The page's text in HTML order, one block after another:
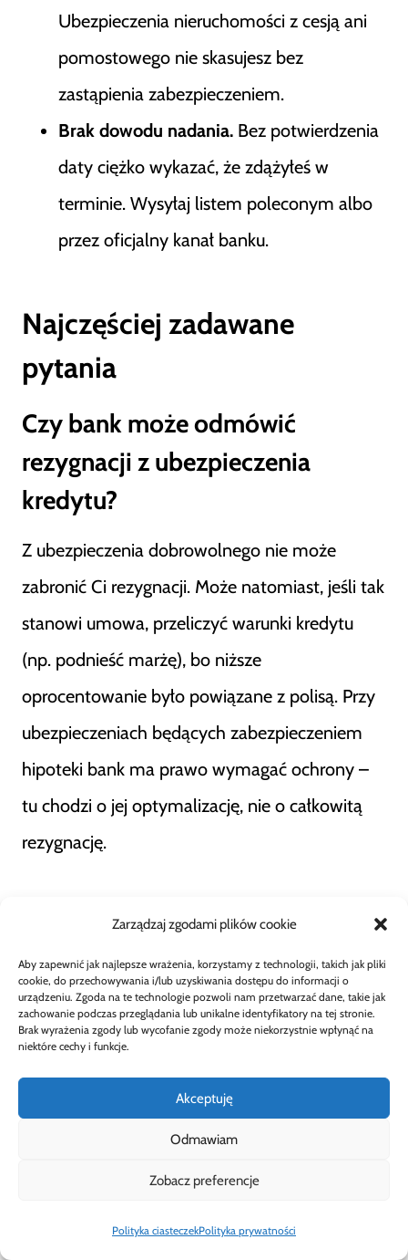
Zarządzaj zgodami plików cookie
Aby zapewnić jak najlepsze wrażenia, korzystamy z technologii, takich jak pliki
cookie, do przechowywania i/lub uzyskiwania dostępu do informacji o
urządzeniu. Zgoda na te technologie pozwoli nam przetwarzać dane, takie jak
zachowanie podczas przeglądania lub unikalne identyfikatory na tej stronie.
Brak wyrażenia zgody lub wycofanie zgody może niekorzystnie wpłynąć na
niektóre cechy i funkcje.
Akceptuję
Odmawiam
Zobacz preferencje
Polityka ciasteczekPolityka prywatności
Ubezpieczenia nieruchomości z cesją ani
pomostowego nie skasujesz bez
zastąpienia zabezpieczeniem.
Brak dowodu nadania. Bez potwierdzenia
daty ciężko wykazać, że zdążyłeś w
terminie. Wysyłaj listem poleconym albo
przez oficjalny kanał banku.
Najczęściej zadawane
pytania
Czy bank może odmówić
rezygnacji z ubezpieczenia
kredytu?
Z ubezpieczenia dobrowolnego nie może
zabronić Ci rezygnacji. Może natomiast, jeśli tak
stanowi umowa, przeliczyć warunki kredytu
(np. podnieść marżę), bo niższe
oprocentowanie było powiązane z polisą. Przy
ubezpieczeniach będących zabezpieczeniem
hipoteki bank ma prawo wymagać ochrony –
tu chodzi o jej optymalizację, nie o całkowitą
rezygnację.
Czy po wcześniejszej spłacie
zawsze dostanę zwrot całej
składki?
Nie całej – zwrot jest proporcjonalny do
niewykorzystanego okresu ochrony (art. 813
KC). Za czas, w którym ochrona już działała,
Największe kwoty odzyskują osoby, które
płaciły składkę jednorazową za cały okres z